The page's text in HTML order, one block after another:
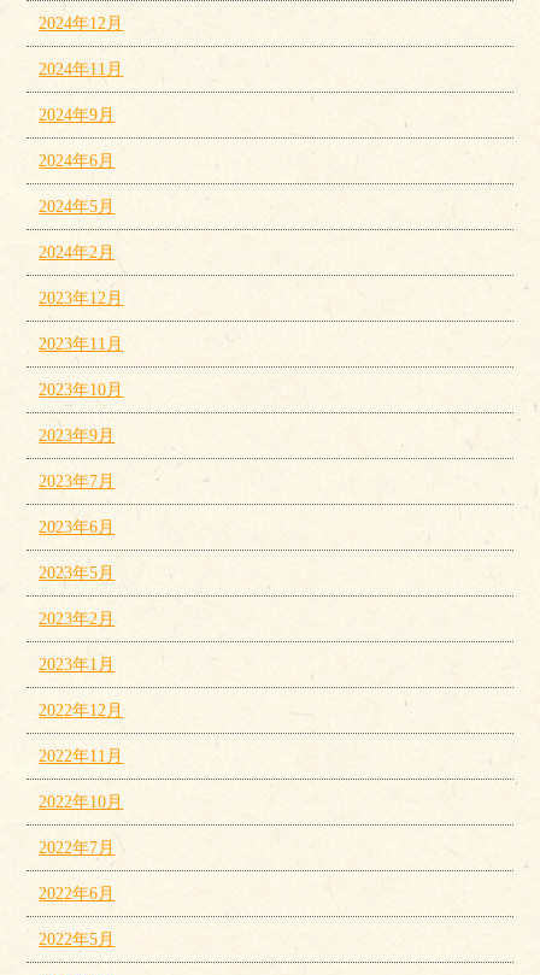
2024年12月
2024年11月
2024年9月
2024年6月
2024年5月
2024年2月
2023年12月
2023年11月
2023年10月
2023年9月
2023年7月
2023年6月
2023年5月
2023年2月
2023年1月
2022年12月
2022年11月
2022年10月
2022年7月
2022年6月
2022年5月